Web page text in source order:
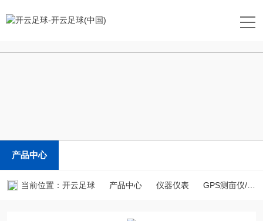
产品中心
当前位置： 开云足球 产品中心 仪器仪表 GPS测亩仪/土地面积测量仪